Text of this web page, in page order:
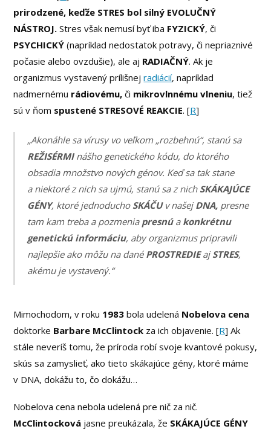
prirodzené, keďže STRES bol silný EVOLUČNÝ
NÁSTROJ. Stres však nemusí byť iba FYZICKÝ, či
PSYCHICKÝ (napríklad nedostatok potravy, či nepriaznivé
počasie alebo ovzdušie), ale aj RADIAČNÝ. Ak je
organizmus vystavený prílišnejradiácií, napríklad
nadmernému rádiovému,či mikrovlnnému vlneniu, tiež
sú v ňom spustené STRESOVÉ REAKCIE. [R]
„Akonáhle sa vírusy vo veľkom „rozbehnú“, stanú sa
REŽISÉRMInášho genetického kódu, do ktorého
obsadia množstvo nových génov. Keď sa tak stane
a niektoré z nich sa ujmú, stanú sa z nich SKÁKAJÚCE
GÉNY, ktoré jednoducho SKÁČUv našejDNA, presne
tam kam treba a pozmenia presnúa konkrétnu
genetickú informáciu, aby organizmus pripravili
najlepšie ako môžu na dané PROSTREDIEajSTRES,
akému je vystavený.“
Mimochodom, v roku 1983 bola udelená Nobelova cena
doktorke Barbare McClintock za ich objavenie. [R] Ak
stále neveríš tomu, že príroda robí svoje kvantové pokusy,
skús sa zamyslieť, ako tieto skákajúce gény, ktoré máme
v DNA, dokážu to, čo dokážu…
Nobelova cena nebola udelená pre nič za nič.
McClintocková jasne preukázala, že SKÁKAJÚCE GÉNY